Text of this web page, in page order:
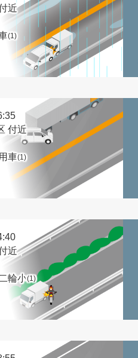
近
(1)
付近
車(1)
近
輪小(1)